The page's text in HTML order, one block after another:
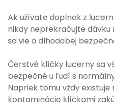
Ak užívate doplnok z
nikdy neprekračujte
sa vie o dlhodobej
Čerstvé klíčky lucerny sa
bezpečné u ľudí s
Napriek tomu vždy
kontaminácie klíčkami